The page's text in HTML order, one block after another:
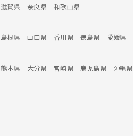
滋賀県 奈良県 和歌山県
島根県 山口県 香川県 徳島県 愛媛県
熊本県 大分県 宮崎県 鹿児島県 沖縄県